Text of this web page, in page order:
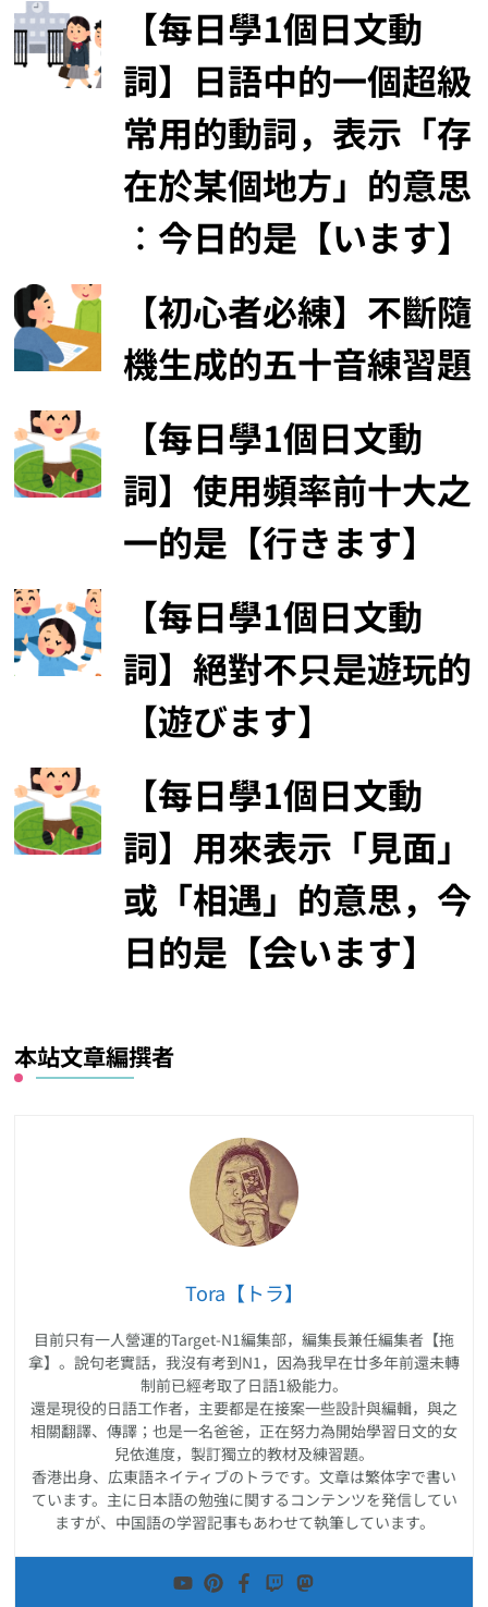
【每日學1個日文動
詞】日語中的一個超級
常用的動詞，表示「存
在於某個地方」的意思
︰今日的是【います】
【初心者必練】不斷隨
機生成的五十音練習題
【每日學1個日文動
詞】使用頻率前十大之
一的是【行きます】
【每日學1個日文動
詞】絕對不只是遊玩的
【遊びます】
【每日學1個日文動
詞】用來表示「見面」
或「相遇」的意思，今
日的是【会います】
本站文章編撰者
Tora【トラ】
目前只有一人營運的Target-N1編集部，編集長兼任編集者【拖
拿】。說句老實話，我沒有考到N1，因為我早在廿多年前還未轉
制前已經考取了日語1級能力。
還是現役的日語工作者，主要都是在接案一些設計與編輯，與之
相關翻譯、傳譯；也是一名爸爸，正在努力為開始學習日文的女
兒依進度，製訂獨立的教材及練習題。
香港出身、広東語ネイティブのトラです。文章は繁体字で書い
ています。主に日本語の勉強に関するコンテンツを発信してい
ますが、中国語の学習記事もあわせて執筆しています。